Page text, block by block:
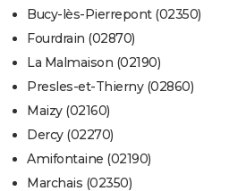
Bucy-lès-Pierrepont (02350)
Fourdrain (02870)
La Malmaison (02190)
Presles-et-Thierny (02860)
Maizy (02160)
Dercy (02270)
Amifontaine (02190)
Marchais (02350)